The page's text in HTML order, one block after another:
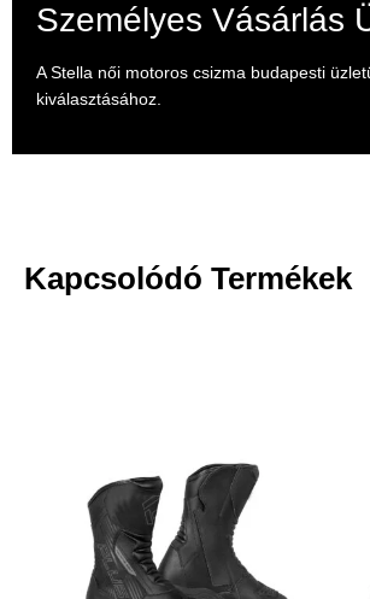
Személyes Vásárlás
A Stella női motoros csizma budapesti
kiválasztásához.
Kapcsolódó Termékek